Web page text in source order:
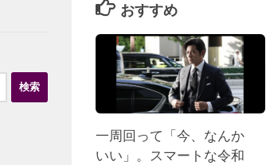
おすすめ
一周回って「今、なんか
いい」。スマートな令和